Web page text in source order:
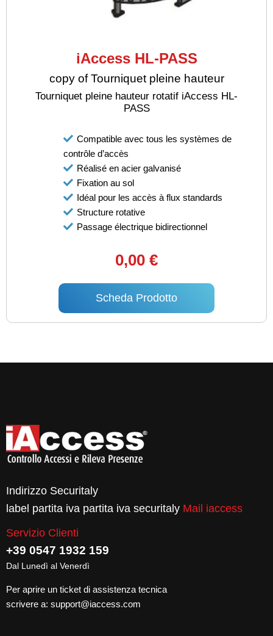
iAccess HL-PASS
copy of Tourniquet pleine hauteur
Tourniquet pleine hauteur rotatif iAccess HL-
PASS
Compatible avec tous les systèmes de
contrôle d’accès
Réalisé en acier galvanisé
Fixation au sol
Idéal pour les accès à flux standards
Structure rotative
Passage électrique bidirectionnel
0,00 €
Scheda Prodotto
Indirizzo Securitaly
label partita iva partita iva securitaly Mail iaccess
Servizio Clienti
+39 0547 1932 159
Dal Lunedì al Venerdì
Per aprire un ticket di assistenza tecnica
scrivere a: support@iaccess.com